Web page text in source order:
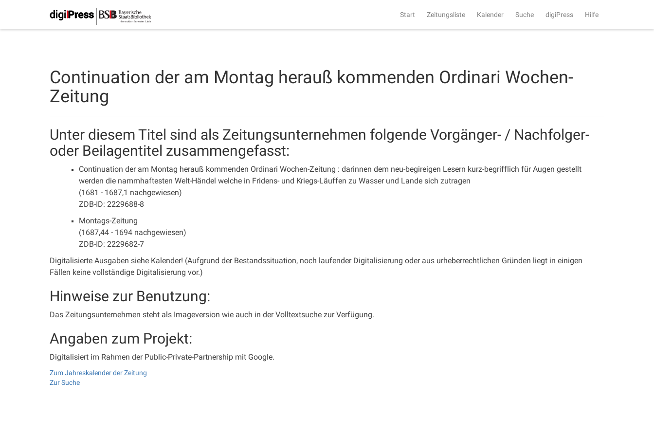
Start Zeitungsliste Kalender Suche digiPress Hilfe
Continuation der am Montag herauß kommenden Ordinari Wochen-
Zeitung
Unter diesem Titel sind als Zeitungsunternehmen folgende Vorgänger- / Nachfolger-
oder Beilagentitel zusammengefasst:
Continuation der am Montag herauß kommenden Ordinari Wochen-Zeitung : darinnen dem neu-begireigen Lesern kurz-begrifflich für Augen gestellt
werden die nammhaftesten Welt-Händel welche in Fridens- und Kriegs-Läuffen zu Wasser und Lande sich zutragen
(1681 - 1687,1 nachgewiesen)
ZDB-ID: 2229688-8
Montags-Zeitung
(1687,44 - 1694 nachgewiesen)
ZDB-ID: 2229682-7
Digitalisierte Ausgaben siehe Kalender! (Aufgrund der Bestandssituation, noch laufender Digitalisierung oder aus urheberrechtlichen Gründen liegt in einigen
Fällen keine vollständige Digitalisierung vor.)
Hinweise zur Benutzung:
Das Zeitungsunternehmen steht als Imageversion wie auch in der Volltextsuche zur Verfügung.
Angaben zum Projekt:
Digitalisiert im Rahmen der Public-Private-Partnership mit Google.
Zum Jahreskalender der Zeitung
Zur Suche